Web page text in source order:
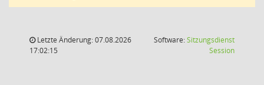
Letzte Änderung: 07.08.2026
17:02:15
Software:Sitzungsdienst
Session(Wird in